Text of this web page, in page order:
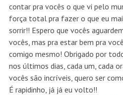
contar pra vocês o que vi pelo
força total pra fazer o que eu
sorrir!! Espero que vocês
vocês, mas pra estar bem pra
comigo mesmo! Obrigado por
nos últimos dias, cada um, cada
vocês são incríveis, quero ser
É rapidinho, já já eu volto!!